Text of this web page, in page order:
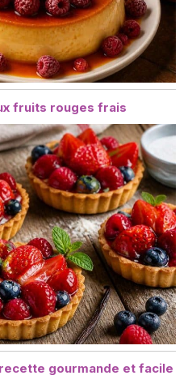
fruits rouges frais
gourmande et facile